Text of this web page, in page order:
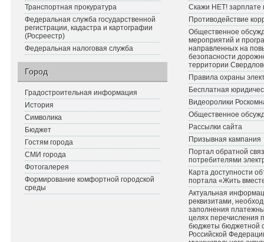
Транспортная прокуратура
Федеральная служба государственной
регистрации, кадастра и картографии
(Росреестр)
Федеральная налоговая служба
Город
Градостроительная информация
История
Символика
Бюджет
Гостям города
СМИ города
Фотогалерея
Формирование комфортной городской
среды
Скажи НЕТ! зарплате
Противодействие
Общественное
мероприятий и
направленных на
безопасности
территории
Правила охраны
Бесплатная
Видеоролики
Общественное
Рассылки сайта
Призывная кампания
Портал обратной
потребителями
Карта доступности
портала «Жить
Актуальная
реквизитами,
заполнения
целях перечисления
бюджеты бюджетной
Российской